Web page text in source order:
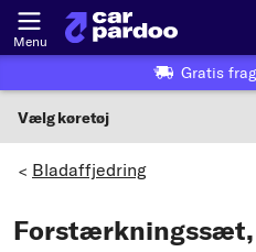
Menu
Gratis
Vælg køretøj
Vælg model
> Bladaffjedring